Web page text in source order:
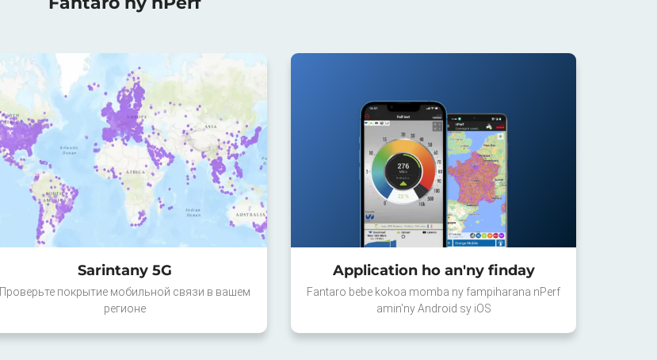
Sarintany 5G
Проверьте покрытие мобильной связи в вашем
регионе
Application ho an'ny finday
Fantaro bebe kokoa momba ny fampiharana nPerf
amin'ny Android sy iOS